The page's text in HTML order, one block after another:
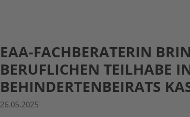
EAA-FACHBERATERIN
BERUFLICHEN TEILHABE
BEHINDERTENBEIRATS
26.05.2025